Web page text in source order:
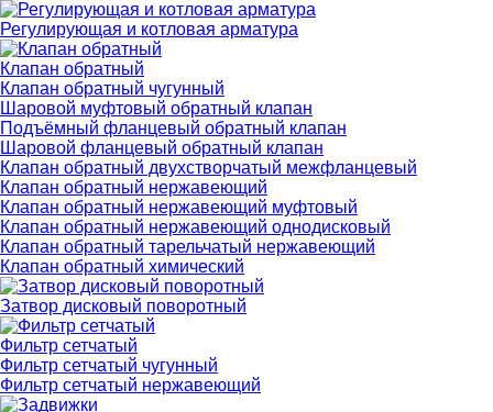
Регулирующая и котловая арматура
Клапан обратный
Клапан обратный чугунный
Шаровой муфтовый обратный клапан
Подъёмный фланцевый обратный клапан
Шаровой фланцевый обратный клапан
Клапан обратный двухстворчатый межфланцевый
Клапан обратный нержавеющий
Клапан обратный нержавеющий муфтовый
Клапан обратный нержавеющий однодисковый
Клапан обратный тарельчатый нержавеющий
Клапан обратный химический
Затвор дисковый поворотный
Фильтр сетчатый
Фильтр сетчатый чугунный
Фильтр сетчатый нержавеющий